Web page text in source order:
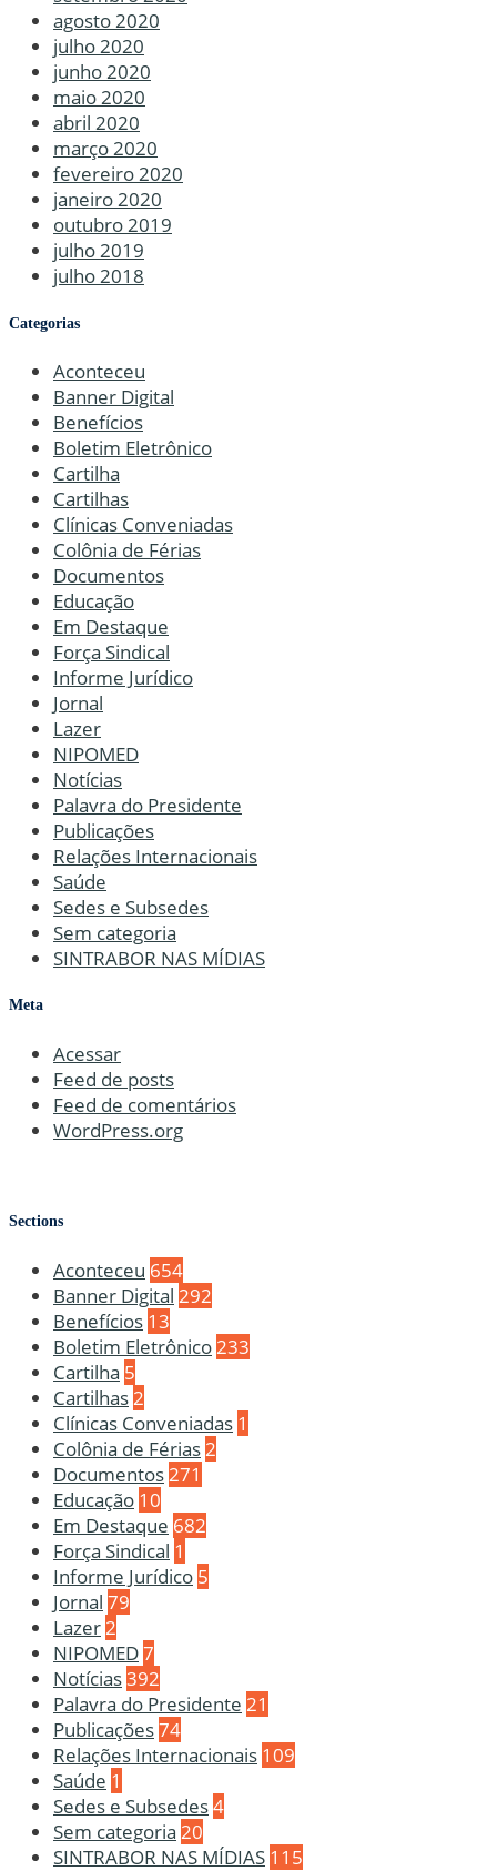
agosto 2020
julho 2020
junho 2020
maio 2020
abril 2020
março 2020
fevereiro 2020
janeiro 2020
outubro 2019
julho 2019
julho 2018
Categorias
Aconteceu
Banner Digital
Benefícios
Boletim Eletrônico
Cartilha
Cartilhas
Clínicas Conveniadas
Colônia de Férias
Documentos
Educação
Em Destaque
Força Sindical
Informe Jurídico
Jornal
Lazer
NIPOMED
Notícias
Palavra do Presidente
Publicações
Relações Internacionais
Saúde
Sedes e Subsedes
Sem categoria
SINTRABOR NAS MÍDIAS
Meta
Acessar
Feed de posts
Feed de comentários
WordPress.org
Sections
Aconteceu 654
Banner Digital 292
Benefícios 13
Boletim Eletrônico 233
Cartilha 5
Cartilhas 2
Clínicas Conveniadas 1
Colônia de Férias 2
Documentos 271
Educação 10
Em Destaque 682
Força Sindical 1
Informe Jurídico 5
Jornal 79
Lazer 2
NIPOMED7
Notícias392
Palavra do Presidente 21
Publicações74
Relações Internacionais 109
Saúde 1
Sedes e Subsedes4
Sem categoria 20
SINTRABOR NAS MÍDIAS 115